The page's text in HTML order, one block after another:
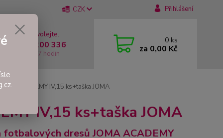
CZK Přihlášení
si rady? Zavolejte.
737 200 336
Pátek: 8 - 17 hodin
0 ks
za 0,00 Kč
ACADEMY IV,15 ks+taška JOMA
IV,15 ks+taška JOMA
fotbalových dresů JOMA ACADEMY